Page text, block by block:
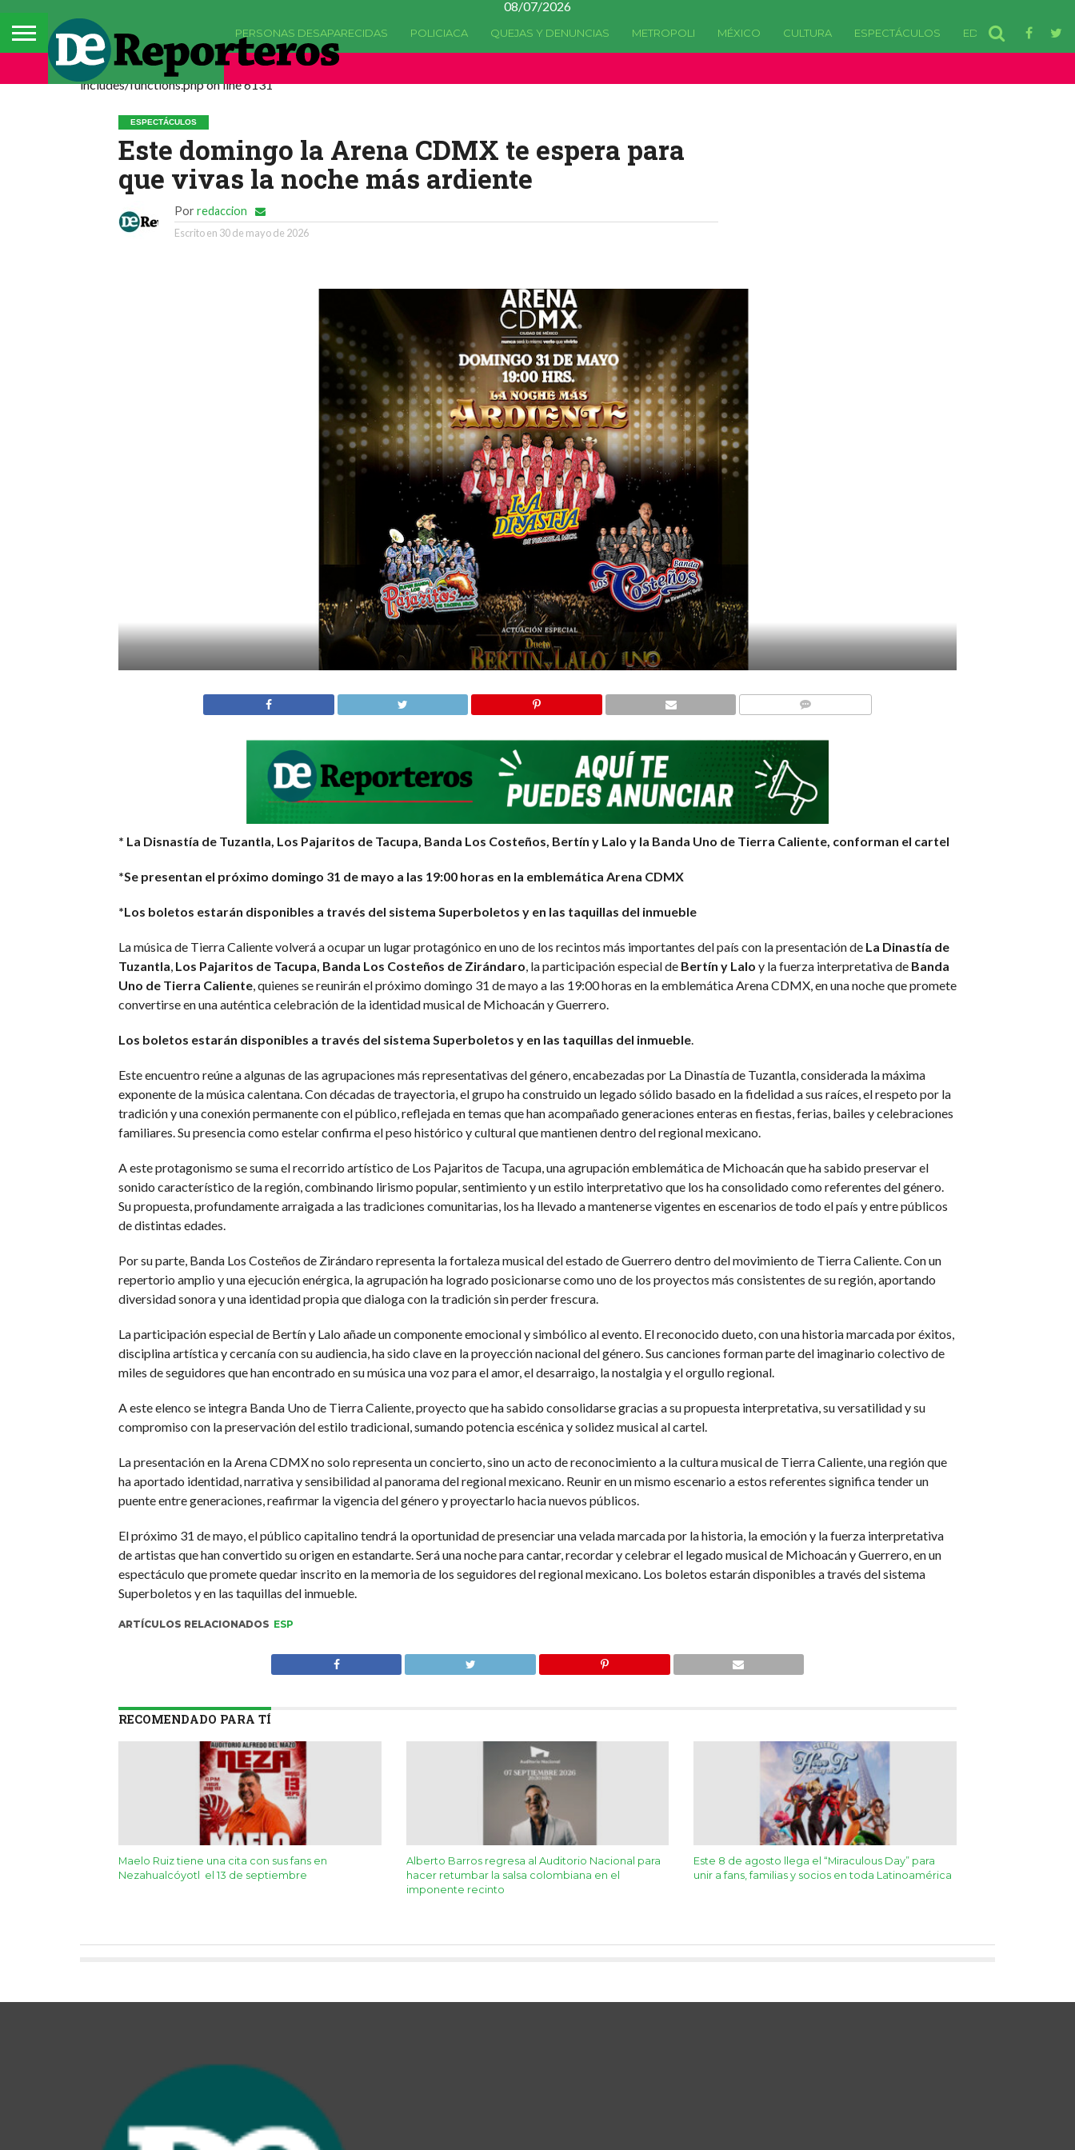
08/07/2026
PERSONAS DESAPARECIDAS POLICIACA QUEJAS Y DENUNCIAS METROPOLI MÉXICO CULTURA ESPECTÁCULOS EDOMEX
Deprecated: La función comments_popup_script ha quedado
includes/functions.php on line 6131
ESPECTÁCULOS
Este domingo la Arena CDMX te espera para
que vivas la noche más ardiente
Por redaccion
Escrito en 30 de mayo de 2026
* La Disnastía de Tuzantla, Los Pajaritos de Tacupa, Banda Los Costeños, Bertín y Lalo y la Banda Uno de Tierra Caliente, conforman el cartel
*Se presentan el próximo domingo 31 de mayo a las 19:00 horas en la emblemática Arena CDMX
*Los boletos estarán disponibles a través del sistema Superboletos y en las taquillas del inmueble
La música de Tierra Caliente volverá a ocupar un lugar protagónico en uno de los recintos más importantes del país con la presentación de La Dinastía de
Tuzantla, Los Pajaritos de Tacupa, Banda Los Costeños de Zirándaro, la participación especial de Bertín y Lalo y la fuerza interpretativa de Banda
Uno de Tierra Caliente, quienes se reunirán el próximo domingo 31 de mayo a las 19:00 horas en la emblemática Arena CDMX, en una noche que promete
convertirse en una auténtica celebración de la identidad musical de Michoacán y Guerrero.
Los boletos estarán disponibles a través del sistema Superboletos y en las taquillas del inmueble.
Este encuentro reúne a algunas de las agrupaciones más representativas del género, encabezadas por La Dinastía de Tuzantla, considerada la máxima
exponente de la música calentana. Con décadas de trayectoria, el grupo ha construido un legado sólido basado en la fidelidad a sus raíces, el respeto por la
tradición y una conexión permanente con el público, reflejada en temas que han acompañado generaciones enteras en fiestas, ferias, bailes y celebraciones
familiares. Su presencia como estelar confirma el peso histórico y cultural que mantienen dentro del regional mexicano.
A este protagonismo se suma el recorrido artístico de Los Pajaritos de Tacupa, una agrupación emblemática de Michoacán que ha sabido preservar el
sonido característico de la región, combinando lirismo popular, sentimiento y un estilo interpretativo que los ha consolidado como referentes del género.
Su propuesta, profundamente arraigada a las tradiciones comunitarias, los ha llevado a mantenerse vigentes en escenarios de todo el país y entre públicos
de distintas edades.
Por su parte, Banda Los Costeños de Zirándaro representa la fortaleza musical del estado de Guerrero dentro del movimiento de Tierra Caliente. Con un
repertorio amplio y una ejecución enérgica, la agrupación ha logrado posicionarse como uno de los proyectos más consistentes de su región, aportando
diversidad sonora y una identidad propia que dialoga con la tradición sin perder frescura.
La participación especial de Bertín y Lalo añade un componente emocional y simbólico al evento. El reconocido dueto, con una historia marcada por éxitos,
disciplina artística y cercanía con su audiencia, ha sido clave en la proyección nacional del género. Sus canciones forman parte del imaginario colectivo de
miles de seguidores que han encontrado en su música una voz para el amor, el desarraigo, la nostalgia y el orgullo regional.
A este elenco se integra Banda Uno de Tierra Caliente, proyecto que ha sabido consolidarse gracias a su propuesta interpretativa, su versatilidad y su
compromiso con la preservación del estilo tradicional, sumando potencia escénica y solidez musical al cartel.
La presentación en la Arena CDMX no solo representa un concierto, sino un acto de reconocimiento a la cultura musical de Tierra Caliente, una región que
ha aportado identidad, narrativa y sensibilidad al panorama del regional mexicano. Reunir en un mismo escenario a estos referentes significa tender un
puente entre generaciones, reafirmar la vigencia del género y proyectarlo hacia nuevos públicos.
El próximo 31 de mayo, el público capitalino tendrá la oportunidad de presenciar una velada marcada por la historia, la emoción y la fuerza interpretativa
de artistas que han convertido su origen en estandarte. Será una noche para cantar, recordar y celebrar el legado musical de Michoacán y Guerrero, en un
espectáculo que promete quedar inscrito en la memoria de los seguidores del regional mexicano. Los boletos estarán disponibles a través del sistema
Superboletos y en las taquillas del inmueble.
ARTÍCULOS RELACIONADOS ESP
RECOMENDADO PARA TÍ
Maelo Ruiz tiene una cita con sus fans en
Nezahualcóyotl el 13 de septiembre
Alberto Barros regresa al Auditorio Nacional para
hacer retumbar la salsa colombiana en el
imponente recinto
Este 8 de agosto llega el “Miraculous Day” para
unir a fans, familias y socios en toda Latinoamérica